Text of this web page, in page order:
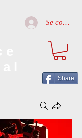
Se connecter
Share